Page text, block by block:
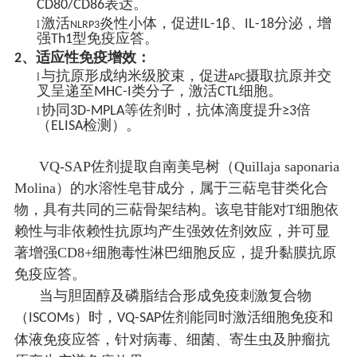
CD80/CD86表达。
l 激活NLRP3炎性小体，促进IL-1β、 IL-18分泌，增
强Th1型免疫应答。
2、 适应性免疫增效：
l 与抗原形成纳米级胶束，促进APC摄取抗原并交
叉呈递至MHC-I 类分子，激活CTL细胞。
l 协同 3D-MPLA等佐剂时，抗体滴度提升≥3倍
（ ELISA检测）。
VQ-SAP佐剂提取自南美皂树（Quillaja saponaria
Molina）的水溶性皂苷成分，属于三萜皂苷类化合
物，具有共同的三萜骨架结构。该皂苷能对T细胞依
赖性与非依赖性抗原均产生强效佐剂效应，并可显
著增强CD8+细胞毒性淋巴细胞反应，提升黏膜抗原
免疫应答。
当与胆固醇及磷脂结合形成免疫刺激复合物
（ ISCOMs）时， VQ-SAP佐剂能同时激活细胞免疫和
体液免疫应答，针对病毒、细菌、寄生虫及肿瘤抗